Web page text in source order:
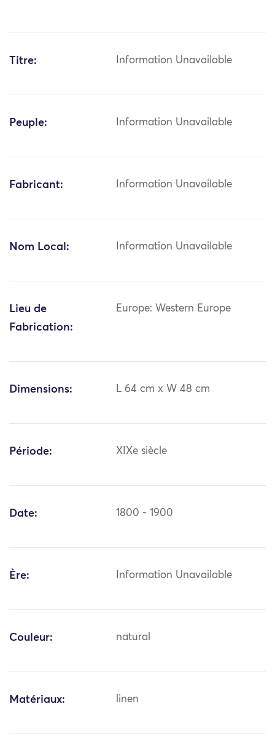
Titre: Information Unavailable
Peuple: Information Unavailable
Fabricant: Information Unavailable
Nom Local: Information Unavailable
Lieu de
Fabrication:
Europe: Western Europe
Dimensions: L 64 cm x W 48 cm
Période: XIXe siècle
Date: 1800 - 1900
Ère: Information Unavailable
Couleur: natural
Matériaux: linen